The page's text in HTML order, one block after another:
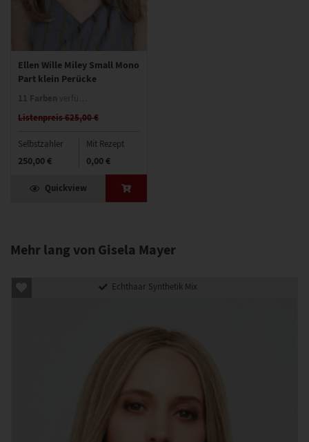
Ellen Wille Miley Small Mono
Part klein Perücke
Listenpreis 625,00 €
Selbstzahler
250,00 €
Mit Rezept
0,00 €
Quickview
Mehr lang von Gisela Mayer
Echthaar Synthetik Mix